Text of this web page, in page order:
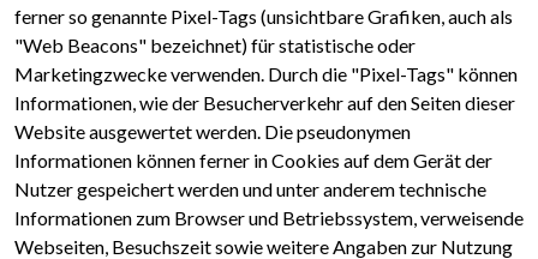
ferner so genannte Pixel-Tags (unsichtbare Grafiken, auch als
"Web Beacons" bezeichnet) für statistische oder
Marketingzwecke verwenden. Durch die "Pixel-Tags" können
Informationen, wie der Besucherverkehr auf den Seiten dieser
Website ausgewertet werden. Die pseudonymen
Informationen können ferner in Cookies auf dem Gerät der
Nutzer gespeichert werden und unter anderem technische
Informationen zum Browser und Betriebssystem, verweisende
Webseiten, Besuchszeit sowie weitere Angaben zur Nutzung